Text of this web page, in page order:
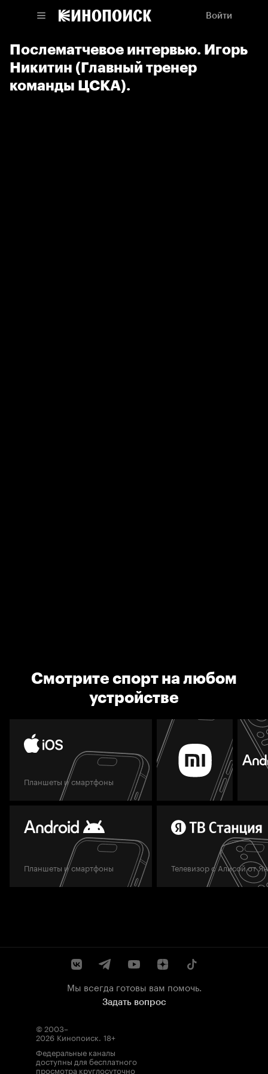
Войти
Послематчевое интервью. Игорь
Никитин (Главный тренер
команды ЦСКА).
Смотрите спорт на любом
устройстве
Планшеты и смартфоны
Планшеты и смартфоны Телевизор с Алисой от
Мы всегда готовы вам помочь.
Задать вопрос
© 2003–
2026 Кинопоиск. 18+
Федеральные каналы
доступны для бесплатного
просмотра круглосуточно